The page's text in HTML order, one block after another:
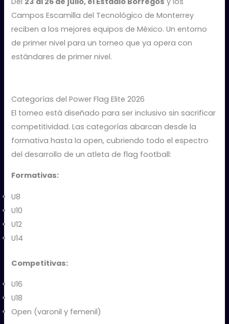
Campos Escamilla del Tecnológico de Monterrey
reciben a los mejores equipos de México. Un entorno
de primer nivel para un torneo que ya opera con
estándares de primer nivel.
Categorías del Power Flag Elite 2026
El torneo está diseñado para ser inclusivo sin sacrificar
competitividad. Las categorías abarcan desde la
formativa hasta la open, cubriendo todo el espectro
del desarrollo de un atleta de flag football:
Formativas:
U8
U10
U12
U14
Competitivas:
U16
U18
Open (varonil y femenil)